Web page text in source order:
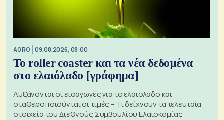
AGRO 09.08.2026, 08:00
Το roller coaster και τα νέα δεδομένα
στο ελαιόλαδο [γράφημα]
Αυξάνονται οι εισαγωγές για το ελαιόλαδο και
σταθεροποιούνται οι τιμές – Τι δείχνουν τα τελευταία
στοιχεία του Διεθνούς Συμβουλίου Ελαιοκομίας